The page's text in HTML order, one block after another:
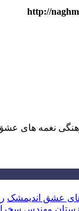
http://
نغمه های
عشق اندیمشک
مهندس